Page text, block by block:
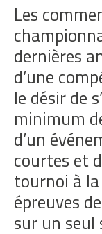
Les
dernières
d’une
le désir de
minimum
d’un
courtes et
tournoi à
épreuves
sur un seul